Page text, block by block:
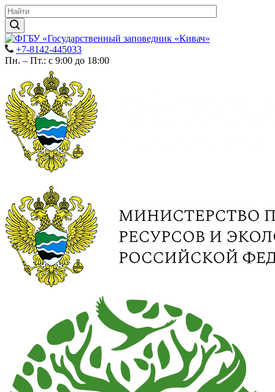
+7-8142-445033
Пн. – Пт.: с 9:00 до 18:00